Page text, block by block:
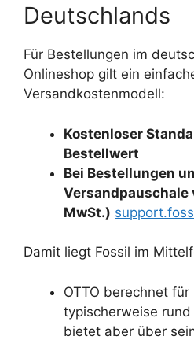
Deutschlands
Für Bestellungen im
Onlineshop gilt ein
Versandkostenmodell:
Kostenloser
Bestellwert
Bei Bestellungen
Versandpauschale
MwSt.)
Damit liegt Fossil im
OTTO berechnet
typischerweise
bietet aber über